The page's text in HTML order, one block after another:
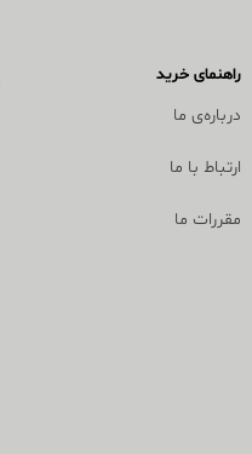
راهنمای خرید
درباره‌ی ما
ارتباط با ما
مقررات ما